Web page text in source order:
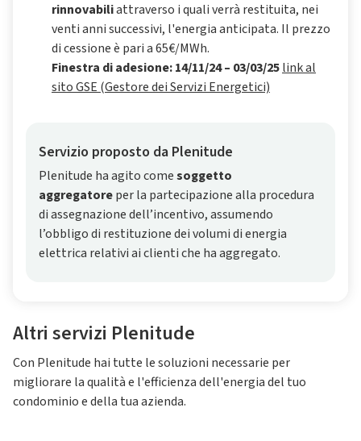
rinnovabiliattraverso i quali verrà restituita, nei
venti anni successivi, l'energia anticipata. Il prezzo
di cessione è pari a 65€/MWh.
Finestra di adesione: 14/11/24 – 03/03/25link al
sito GSE (Gestore dei Servizi Energetici)
Servizio proposto da Plenitude
Plenitude ha agito comesoggetto
aggregatoreper la partecipazione alla procedura
di assegnazione dell’incentivo, assumendo
l’obbligo di restituzione dei volumi di energia
elettrica relativi ai clienti che ha aggregato.
Altri servizi Plenitude
Con Plenitude hai tutte le soluzioni necessarie per
migliorare la qualità e l'efficienza dell'energia del tuo
condominio e della tua azienda.